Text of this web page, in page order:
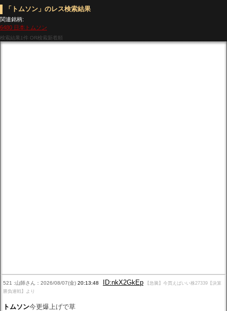
「トムソン」のレス検索結果
関連銘柄:
6480 日本トムソン
検索結果1件 OR検索新着順
521 :山師さん：2026/08/07(金) 20:13:48 ID:nkX2GkEp
【急騰】今買えばいい株27339【決算
勝負連戦】より
トムソン今更爆上げで草